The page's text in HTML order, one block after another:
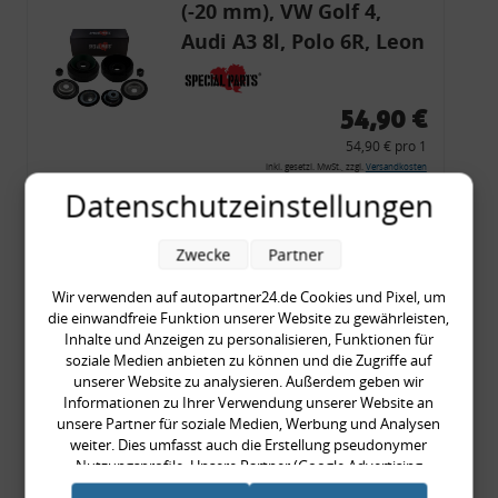
(-20 mm), VW Golf 4,
Audi A3 8l, Polo 6R, Leon
54,90 €
54,90 € pro 1
inkl. gesetzl. MwSt., zzgl. Versandkosten
Merkzettel
Zum Artikel
Rückleuchtenband mit
Blinker, rot, US-Ecken,
Audi 80 Cabrio, Typ 89,
OE-Nr.: 8G0945225 +
8G0945225C
999,99 €
Datenschutzeinstellungen
Wir verwenden auf autopartner24.de Cookies und Pixel, um
die einwandfreie Funktion unserer Website zu gewährleisten,
Inhalte und Anzeigen zu personalisieren, Funktionen für
soziale Medien anbieten zu können und die Zugriffe auf
unserer Website zu analysieren. Außerdem geben wir
Informationen zu Ihrer Verwendung unserer Website an
unsere Partner für soziale Medien, Werbung und Analysen
weiter. Dies umfasst auch die Erstellung pseudonymer
Nutzungsprofile. Unsere Partner (Google Advertising
Products) führen diese Informationen möglicherweise mit
Zwecke Partner